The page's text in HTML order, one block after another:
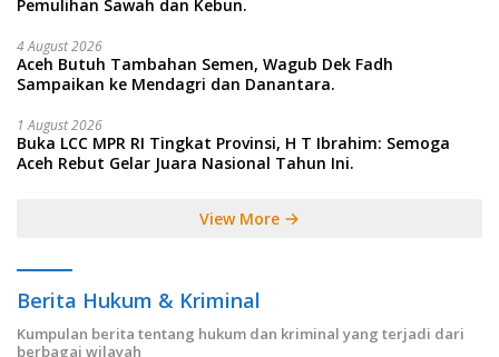
Pemulihan Sawah dan Kebun.
4 August 2026
Aceh Butuh Tambahan Semen, Wagub Dek Fadh
Sampaikan ke Mendagri dan Danantara.
1 August 2026
Buka LCC MPR RI Tingkat Provinsi, H T Ibrahim: Semoga
Aceh Rebut Gelar Juara Nasional Tahun Ini.
View More
Berita Hukum & Kriminal
Kumpulan berita tentang hukum dan kriminal yang terjadi dari
berbagai wilayah